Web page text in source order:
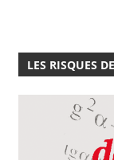
LES RISQUES